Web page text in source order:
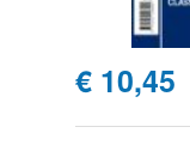
€ 10,45